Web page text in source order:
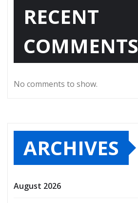
RECENT
COMMENTS
No comments to show.
ARCHIVES
August 2026